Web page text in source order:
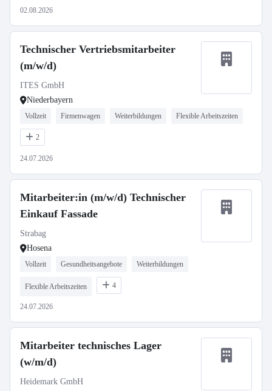
02.08.2026
Technischer Vertriebsmitarbeiter
(m/w/d)
ITES GmbH
Niederbayern
Vollzeit Firmenwagen Weiterbildungen Flexible Arbeitszeiten
2
24.07.2026
Mitarbeiter:in (m/w/d) Technischer
Einkauf Fassade
Strabag
Hosena
Vollzeit Gesundheitsangebote Weiterbildungen
Flexible Arbeitszeiten 4
24.07.2026
Mitarbeiter technisches Lager
(w/m/d)
Heidemark GmbH